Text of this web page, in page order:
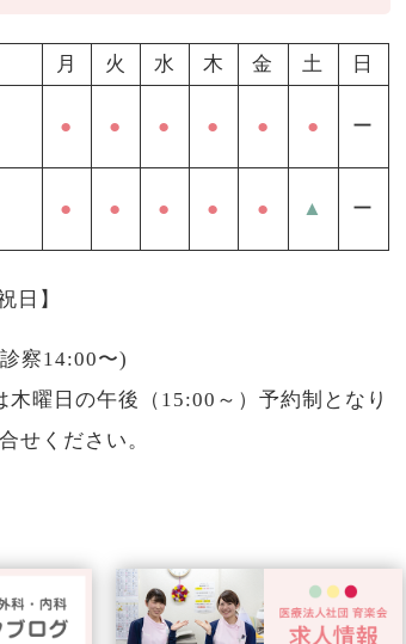
月 火 水 木 金 土 日
● ● ● ● ● ● ー
● ● ● ● ● ▲ ー
日】
察14:00〜)
曜日の午後（15:00～）予約制となり
せください。